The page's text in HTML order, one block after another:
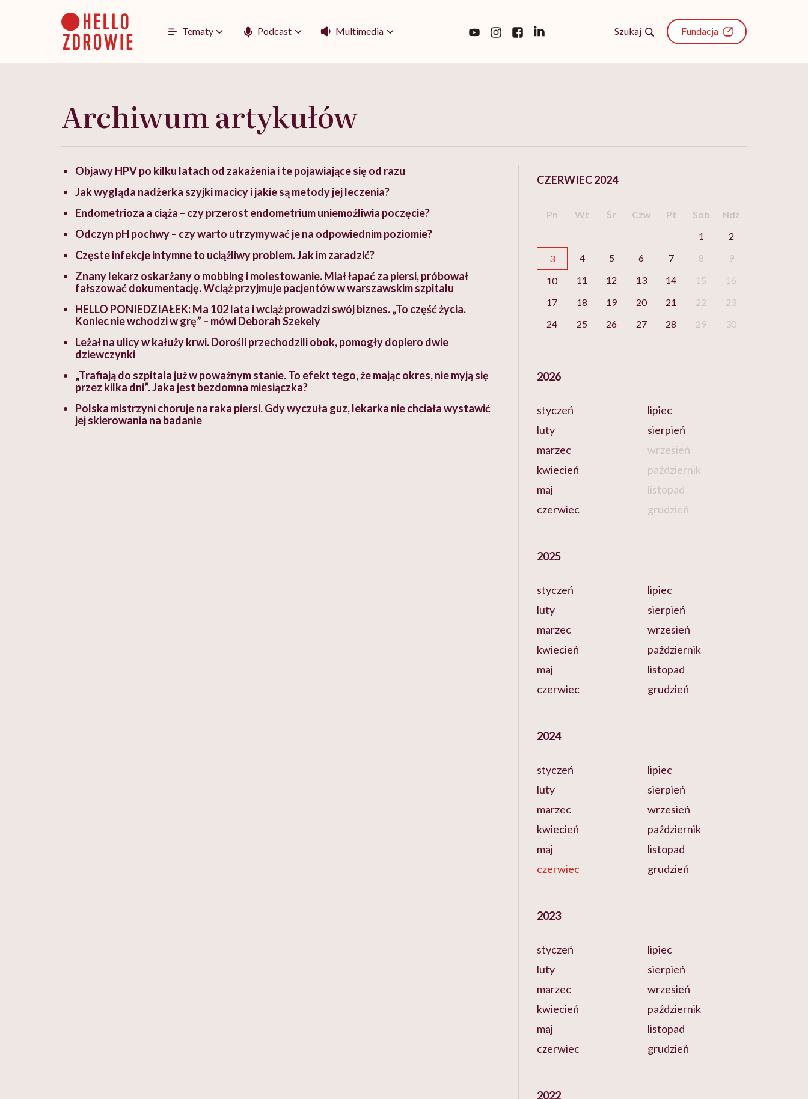
Tematy Podcast Multimedia Szukaj Fundacja
Archiwum artykułów
Objawy HPV po kilku latach od zakażenia i te pojawiające się od razu
Jak wygląda nadżerka szyjki macicy i jakie są metody jej leczenia?
Endometrioza a ciąża – czy przerost endometrium uniemożliwia poczęcie?
Odczyn pH pochwy – czy warto utrzymywać je na odpowiednim poziomie?
Częste infekcje intymne to uciążliwy problem. Jak im zaradzić?
Znany lekarz oskarżany o mobbing i molestowanie. Miał łapać za piersi, próbował
fałszować dokumentację. Wciąż przyjmuje pacjentów w warszawskim szpitalu
HELLO PONIEDZIAŁEK: Ma 102 lata i wciąż prowadzi swój biznes. „To część życia.
Koniec nie wchodzi w grę” – mówi Deborah Szekely
Leżał na ulicy w kałuży krwi. Dorośli przechodzili obok, pomogły dopiero dwie
dziewczynki
„Trafiają do szpitala już w poważnym stanie. To efekt tego, że mając okres, nie myją się
przez kilka dni”. Jaka jest bezdomna miesiączka?
Polska mistrzyni choruje na raka piersi. Gdy wyczuła guz, lekarka nie chciała wystawić
jej skierowania na badanie
CZERWIEC 2024
Pn Wt Śr Czw Pt Sob
Ndz
1
2
3
4 5 6 7 8
9
10
11 12 13 14 15
16
17
18 19 20 21 22
23
24
25 26 27 28 29 30
2026
styczeń
luty
marzec
kwiecień
maj
czerwiec
lipiec
sierpień
wrzesień
październik
listopad
grudzień
2025
styczeń
luty
marzec
kwiecień
maj
czerwiec
lipiec
sierpień
wrzesień
październik
listopad
grudzień
2024
styczeń
luty
marzec
kwiecień
maj
czerwiec
lipiec
sierpień
wrzesień
październik
listopad
grudzień
2023
styczeń
luty
marzec
kwiecień
maj
czerwiec
lipiec
sierpień
wrzesień
październik
listopad
grudzień
2022